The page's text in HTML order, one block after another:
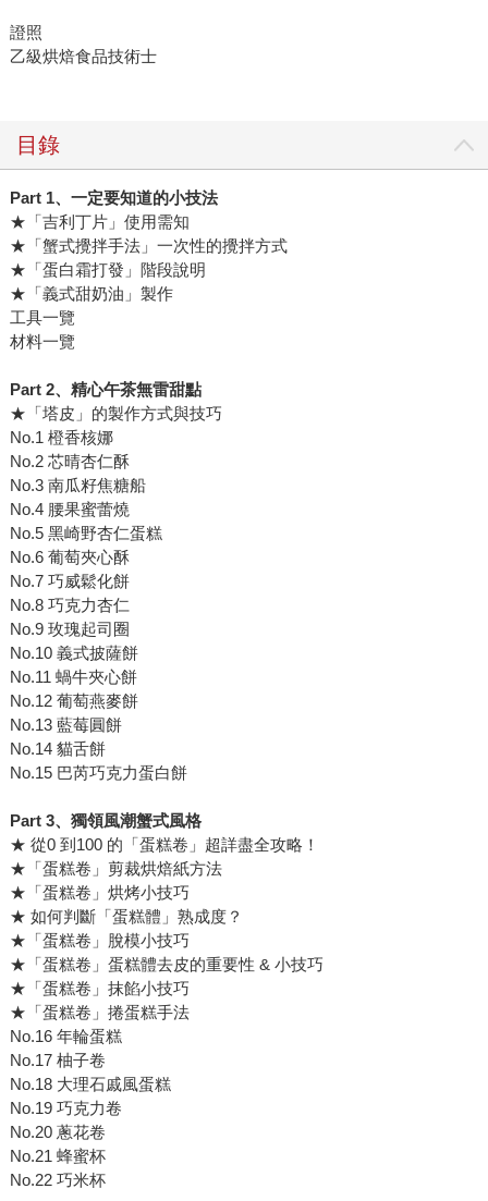
證照
乙級烘焙食品技術士
目錄
Part 1、一定要知道的小技法
★「吉利丁片」使用需知
★「蟹式攪拌手法」一次性的攪拌方式
★「蛋白霜打發」階段說明
★「義式甜奶油」製作
工具一覽
材料一覽
Part 2、精心午茶無雷甜點
★「塔皮」的製作方式與技巧
No.1 橙香核娜
No.2 芯晴杏仁酥
No.3 南瓜籽焦糖船
No.4 腰果蜜蕾燒
No.5 黑崎野杏仁蛋糕
No.6 葡萄夾心酥
No.7 巧威鬆化餅
No.8 巧克力杏仁
No.9 玫瑰起司圈
No.10 義式披薩餅
No.11 蝸牛夾心餅
No.12 葡萄燕麥餅
No.13 藍莓圓餅
No.14 貓舌餅
No.15 巴芮巧克力蛋白餅
Part 3、獨領風潮蟹式風格
★ 從0 到100 的「蛋糕卷」超詳盡全攻略！
★「蛋糕卷」剪裁烘焙紙方法
★「蛋糕卷」烘烤小技巧
★ 如何判斷「蛋糕體」熟成度？
★「蛋糕卷」脫模小技巧
★「蛋糕卷」蛋糕體去皮的重要性 & 小技巧
★「蛋糕卷」抹餡小技巧
★「蛋糕卷」捲蛋糕手法
No.16 年輪蛋糕
No.17 柚子卷
No.18 大理石戚風蛋糕
No.19 巧克力卷
No.20 蔥花卷
No.21 蜂蜜杯
No.22 巧米杯